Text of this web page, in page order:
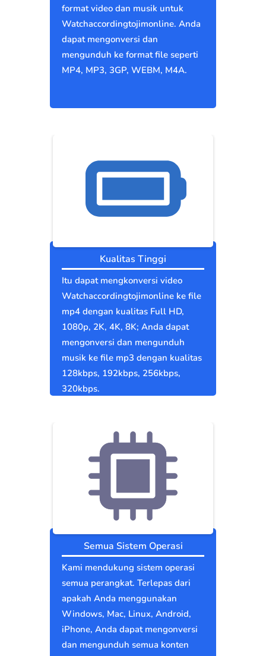
format video dan musik untuk
Watchaccordingtojimonline. Anda
dapat mengonversi dan
mengunduh ke format file seperti
MP4, MP3, 3GP, WEBM, M4A.
Kualitas Tinggi
Itu dapat mengkonversi video
Watchaccordingtojimonline ke file
mp4 dengan kualitas Full HD,
1080p, 2K, 4K, 8K; Anda dapat
mengonversi dan mengunduh
musik ke file mp3 dengan kualitas
128kbps, 192kbps, 256kbps,
320kbps.
Semua Sistem Operasi
Kami mendukung sistem operasi
semua perangkat. Terlepas dari
apakah Anda menggunakan
Windows, Mac, Linux, Android,
iPhone, Anda dapat mengonversi
dan mengunduh semua konten